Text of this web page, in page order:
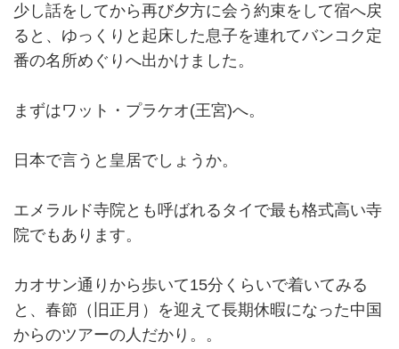
少し話をしてから再び夕方に会う約束をして宿へ戻
ると、ゆっくりと起床した息子を連れてバンコク定
番の名所めぐりへ出かけました。
まずはワット・プラケオ(王宮)へ。
日本で言うと皇居でしょうか。
エメラルド寺院とも呼ばれるタイで最も格式高い寺
院でもあります。
カオサン通りから歩いて15分くらいで着いてみる
と、春節（旧正月）を迎えて長期休暇になった中国
からのツアーの人だかり。。